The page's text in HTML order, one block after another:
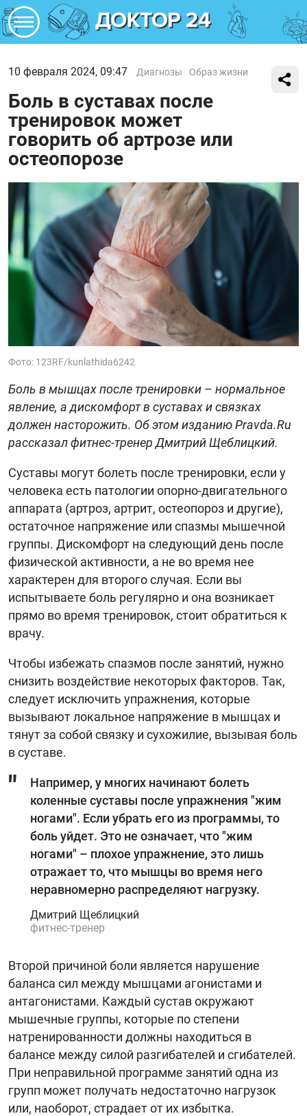
10 февраля 2024, 09:47 Диагнозы Образ жизни
Боль в суставах после
тренировок может
говорить об артрозе или
остеопорозе
Фото: 123RF/kunlathida6242
Боль в мышцах после тренировки – нормальное
явление, а дискомфорт в суставах и связках
должен насторожить. Об этом изданию Pravda.Ru
рассказал фитнес-тренер Дмитрий Щеблицкий.
Суставы могут болеть после тренировки, если у
человека есть патологии опорно-двигательного
аппарата (артроз, артрит, остеопороз и другие),
остаточное напряжение или спазмы мышечной
группы. Дискомфорт на следующий день после
физической активности, а не во время нее
характерен для второго случая. Если вы
испытываете боль регулярно и она возникает
прямо во время тренировок, стоит обратиться к
врачу.
Чтобы избежать спазмов после занятий, нужно
снизить воздействие некоторых факторов. Так,
следует исключить упражнения, которые
вызывают локальное напряжение в мышцах и
тянут за собой связку и сухожилие, вызывая боль
в суставе.
Например, у многих начинают болеть
коленные суставы после упражнения "жим
ногами". Если убрать его из программы, то
боль уйдет. Это не означает, что "жим
ногами" – плохое упражнение, это лишь
отражает то, что мышцы во время него
неравномерно распределяют нагрузку.
Дмитрий Щеблицкий
фитнес-тренер
Второй причиной боли является нарушение
баланса сил между мышцами агонистами и
антагонистами. Каждый сустав окружают
мышечные группы, которые по степени
натренированности должны находиться в
балансе между силой разгибателей и сгибателей.
При неправильной программе занятий одна из
групп может получать недостаточно нагрузок
или, наоборот, страдает от их избытка.